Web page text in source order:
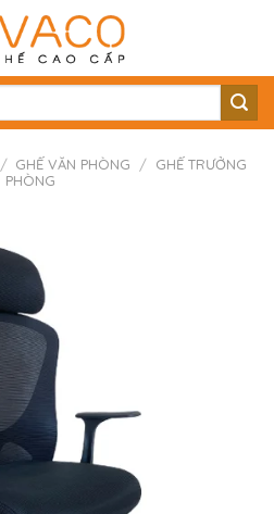
/ GHẾ VĂN PHÒNG / GHẾ TRƯỞNG
PHÒNG